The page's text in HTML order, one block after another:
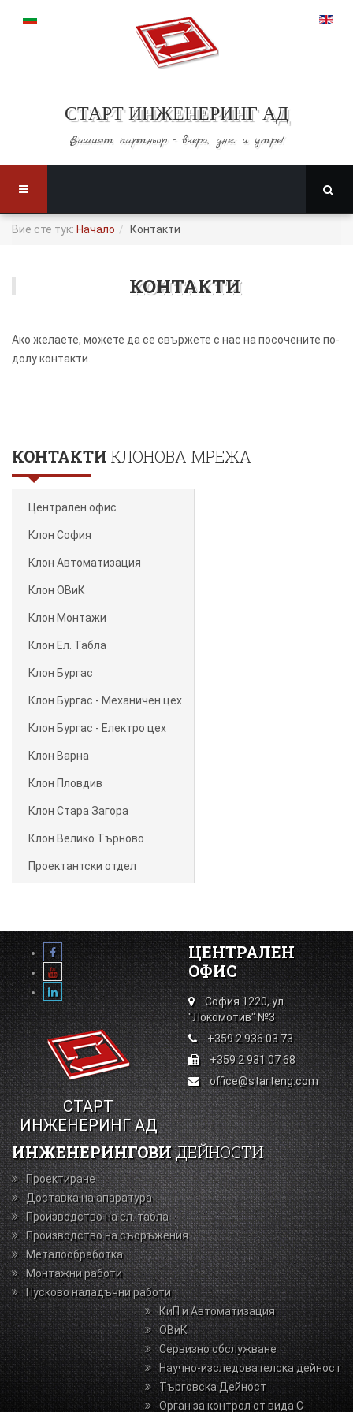
СТАРТ ИНЖЕНЕРИНГ АД
Вашият партньор - вчера, днес и утре!
Вие сте тук: Начало Контакти
КОНТАКТИ
Ако желаете, можете да се свържете с нас на посочените по-
долу контакти.
КОНТАКТИ КЛОНОВА МРЕЖА
Централен офис
Клон София
Клон Автоматизация
Клон ОВиК
Клон Монтажи
Клон Ел. Табла
Клон Бургас
Клон Бургас - Механичен цех
Клон Бургас - Електро цех
Клон Варна
Клон Пловдив
Клон Стара Загора
Клон Велико Търново
Проектантски отдел
СТАРТ
ИНЖЕНЕРИНГ АД
ЦЕНТРАЛЕН
ОФИС
София 1220, ул.
"Локомотив" №3
+359 2 936 03 73
+359 2 931 07 68
office@starteng.com
ИНЖЕНЕРИНГОВИДЕЙНОСТИ
Проектиране
Доставка на апаратура
Производство на ел. табла
Производство на съоръжения
Металообработка
Монтажни работи
Пусково наладъчни работи
КиП и Автоматизация
ОВиК
Сервизно обслужване
Научно-изследователска дейност
Търговска Дейност
Орган за контрол от вида С